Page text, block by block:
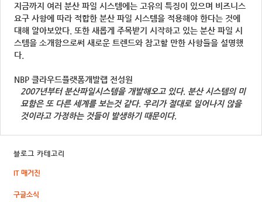
지금까지 여러 분산 파일 시스템에는 고유의 특징이 있으며 비즈니스
요구 사항에 따라 적합한 분산 파일 시스템을 적용해야 한다는 것에
대해 알아보았다. 또한 새롭게 주목받기 시작하고 있는 분산 파일 시
스템을 소개함으로써 새로운 트렌드와 참고할 만한 사항들을 설명했
다.
NBP 클라우드플랫폼개발랩 전성원
2007년부터 분산파일시스템을 개발해오고 있다. 분산 시스템의 미
묘함은 또 다른 세계를 보는것 같다. 우리가 절대로 일어나지 않을
것이라고 가정하는 것들이 발생하기 때문이다.
블로그 카테고리
IT 매거진
구글소식